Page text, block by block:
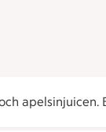
apelsinjuicen.